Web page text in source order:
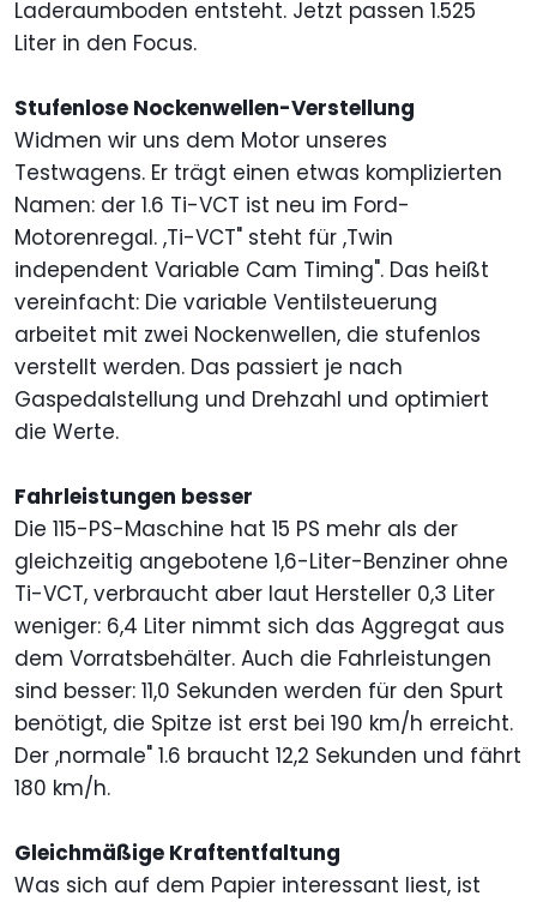
Laderaumboden entsteht. Jetzt passen 1.525
Liter in den Focus.
Stufenlose Nockenwellen-Verstellung
Widmen wir uns dem Motor unseres
Testwagens. Er trägt einen etwas komplizierten
Namen: der 1.6 Ti-VCT ist neu im Ford-
Motorenregal. ,Ti-VCT" steht für ,Twin
independent Variable Cam Timing". Das heißt
vereinfacht: Die variable Ventilsteuerung
arbeitet mit zwei Nockenwellen, die stufenlos
verstellt werden. Das passiert je nach
Gaspedalstellung und Drehzahl und optimiert
die Werte.
Fahrleistungen besser
Die 115-PS-Maschine hat 15 PS mehr als der
gleichzeitig angebotene 1,6-Liter-Benziner ohne
Ti-VCT, verbraucht aber laut Hersteller 0,3 Liter
weniger: 6,4 Liter nimmt sich das Aggregat aus
dem Vorratsbehälter. Auch die Fahrleistungen
sind besser: 11,0 Sekunden werden für den Spurt
benötigt, die Spitze ist erst bei 190 km/h erreicht.
Der ,normale" 1.6 braucht 12,2 Sekunden und fährt
180 km/h.
Gleichmäßige Kraftentfaltung
Was sich auf dem Papier interessant liest, ist